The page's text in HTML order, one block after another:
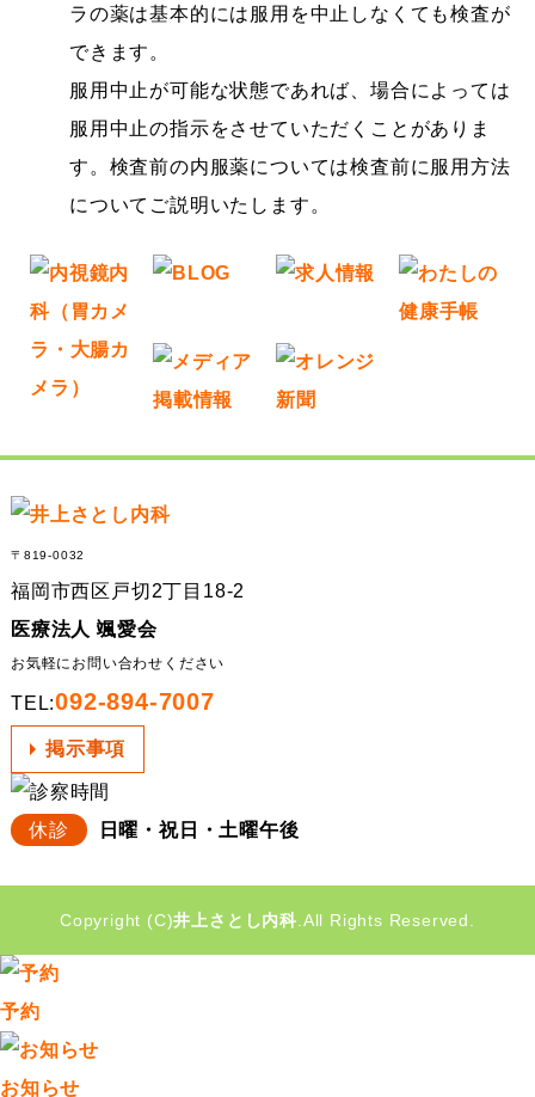
ラの薬は基本的には服用を中止しなくても検査が
できます。
服用中止が可能な状態であれば、場合によっては
服用中止の指示をさせていただくことがありま
す。検査前の内服薬については検査前に服用方法
についてご説明いたします。
〒819-0032
福岡市西区戸切2丁目18-2
医療法人 颯愛会
お気軽にお問い合わせください
TEL:092-894-7007
掲示事項
休診 日曜・祝日・土曜午後
Copyright (C)井上さとし内科 .All Rights Reserved.
予約
お知らせ